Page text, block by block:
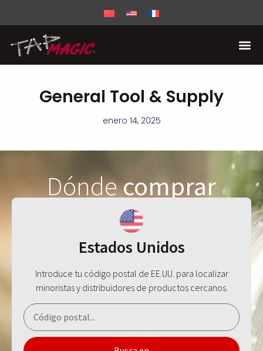
General Tool & Supply
enero 14, 2025
Dóndecomprar
Estados Unidos
Introduce tu código postal de EE.UU. para localizar
minoristas y distribuidores de productos cercanos.